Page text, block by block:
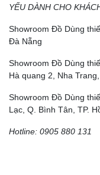
YẾU DÀNH CHO
Showroom Đồ Dùng
Đà Nẵng
Showroom Đồ Dùng
Hà quang 2, Nha
Showroom Đồ Dùng
Lạc, Q. Bình Tân, TP.
Hotline: 0905 880 131